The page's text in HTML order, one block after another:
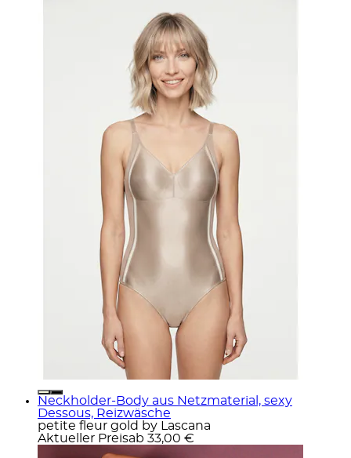
Neckholder-Body aus Netzmaterial, sexy
Dessous, Reizwäsche
petite fleur gold by Lascana
Aktueller Preisab 33,00 €